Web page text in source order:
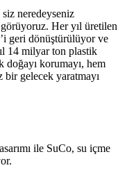
neredeyseniz
Her yıl üretilen
geri dönüştürülüyor ve
14 milyar ton plastik
doğayı korumayı, hem
gelecek yaratmayı
ile SuCo, su içme